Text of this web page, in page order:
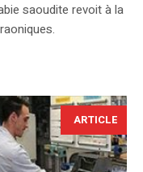
saoudite revoit à la
ARTICLE